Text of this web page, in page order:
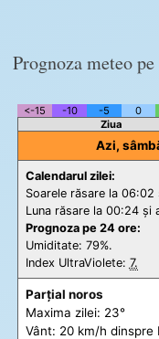
Prognoza meteo
<-15 -10 -5 0
Ziua
Azi,
Calendarul zilei:
Soarele răsare la 06:02
Luna răsare la 00:24 și
Prognoza pe 24 ore:
Umiditate: 79%.
Index UltraViolete: 7.
Parțial noros
Maxima zilei: 23°
Vânt: 20 km/h dinspre